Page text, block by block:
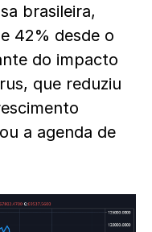
brasileira,
42% desde o
do impacto
que reduziu
a agenda de